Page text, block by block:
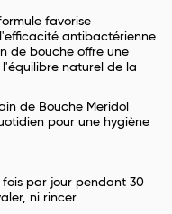
favorise
antibactérienne
de bouche offre une
naturel de la
de Bouche Meridol
pour une hygiène
fois par jour pendant 30
ni rincer.